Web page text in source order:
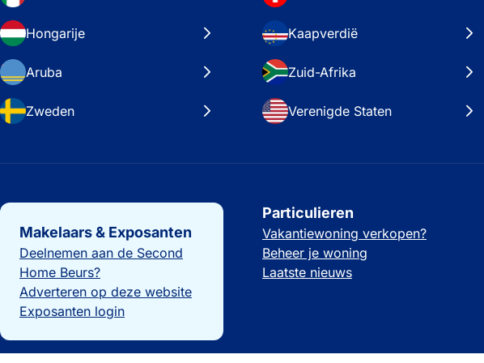
Hongarije Kaapverdië
Aruba Zuid-Afrika
Zweden Verenigde Staten
Belangrijke links
Makelaars & Exposanten
Deelnemen aan de Second
Home Beurs?
Adverteren op deze website
Exposanten login
Particulieren
Vakantiewoning verkopen?
Beheer je woning
Laatste nieuws